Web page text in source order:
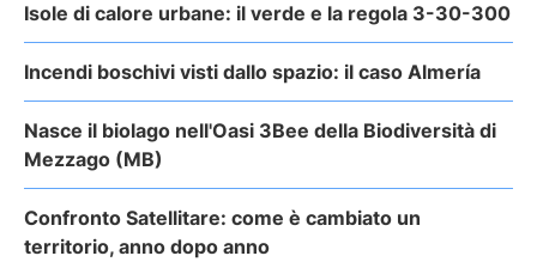
Isole di calore urbane: il verde e la regola 3-30-300
Incendi boschivi visti dallo spazio: il caso Almería
Nasce il biolago nell'Oasi 3Bee della Biodiversità di
Mezzago (MB)
Confronto Satellitare: come è cambiato un
territorio, anno dopo anno